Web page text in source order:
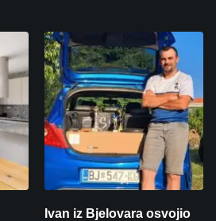
Ivan iz Bjelovara osvojio